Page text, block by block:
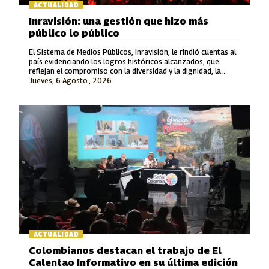
ACTUALIDAD
Jueves, 6 Agosto , 2026
Inravisión: una gestión que hizo más
público lo público
El Sistema de Medios Públicos, Inravisión, le rindió cuentas al
país evidenciando los logros históricos alcanzados, que
reflejan el compromiso con la diversidad y la dignidad, la
rigurosidad periodística, el fomento a la cultura y el cuidado
ACTUALIDAD
Colombianos destacan el trabajo de El
Calentao Informativo en su última edición